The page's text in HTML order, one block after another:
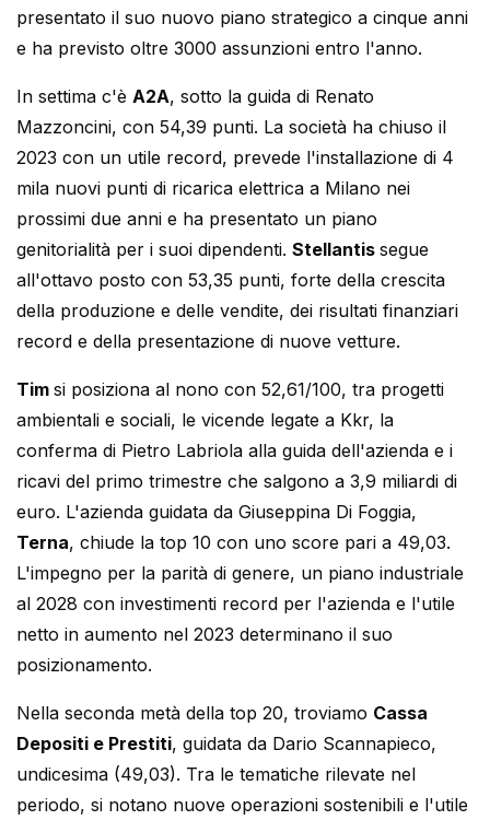
presentato il suo nuovo piano strategico a cinque anni
e ha previsto oltre 3000 assunzioni entro l'anno.
In settima c'è A2A, sotto la guida di Renato
Mazzoncini, con 54,39 punti. La società ha chiuso il
2023 con un utile record, prevede l'installazione di 4
mila nuovi punti di ricarica elettrica a Milano nei
prossimi due anni e ha presentato un piano
genitorialità per i suoi dipendenti. Stellantis segue
all'ottavo posto con 53,35 punti, forte della crescita
della produzione e delle vendite, dei risultati finanziari
record e della presentazione di nuove vetture.
Tim si posiziona al nono con 52,61/100, tra progetti
ambientali e sociali, le vicende legate a Kkr, la
conferma di Pietro Labriola alla guida dell'azienda e i
ricavi del primo trimestre che salgono a 3,9 miliardi di
euro. L'azienda guidata da Giuseppina Di Foggia,
Terna, chiude la top 10 con uno score pari a 49,03.
L'impegno per la parità di genere, un piano industriale
al 2028 con investimenti record per l'azienda e l'utile
netto in aumento nel 2023 determinano il suo
posizionamento.
Nella seconda metà della top 20, troviamo Cassa
Depositi e Prestiti, guidata da Dario Scannapieco,
undicesima (49,03). Tra le tematiche rilevate nel
periodo, si notano nuove operazioni sostenibili e l'utile